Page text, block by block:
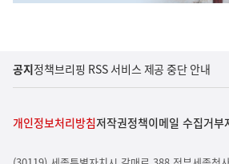
공지정책브리핑 RSS 서비스 제공 중단 안내
개인정보처리방침저작권정책이메일 수집거부